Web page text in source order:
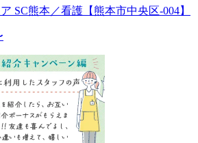
SC熊本／看護【熊本市中央区-004】